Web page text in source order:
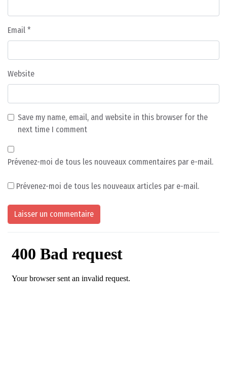
Email *
Website
Save my name, email, and website in this browser for the
next time I comment
Prévenez-moi de tous les nouveaux commentaires par e-mail.
Prévenez-moi de tous les nouveaux articles par e-mail.